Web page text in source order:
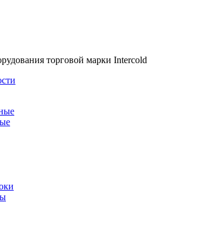
торговой марки Intercold